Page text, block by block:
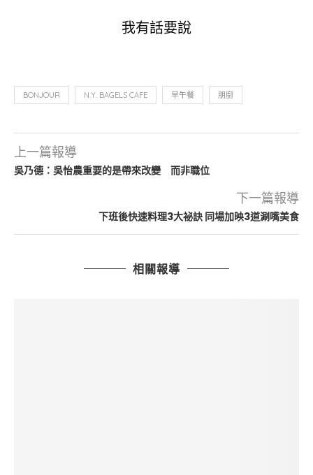
我有話要說
BONJOUR N.Y. BAGELS CAFE 早午餐 朋廚
上一篇報導
吳乃德：吳怡農重要的是帶來改變 而非職位
下一篇報導
下班後快速料理3大祕訣 同場加映3道涮嘴美食
相關報導